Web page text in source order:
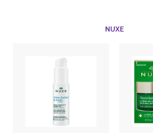
NUXE